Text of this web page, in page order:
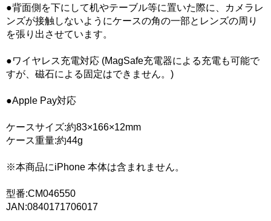
●背面側を下にして机やテーブル等に置いた際に、カメラレ
ンズが接触しないようにケースの角の一部とレンズの周り
を張り出させています。
●ワイヤレス充電対応 (MagSafe充電器による充電も可能で
すが、磁石による固定はできません。)
●Apple Pay対応
ケースサイズ:約83×166×12mm
ケース重量:約44g
※本商品にiPhone 本体は含まれません。
型番:CM046550
JAN:0840171706017